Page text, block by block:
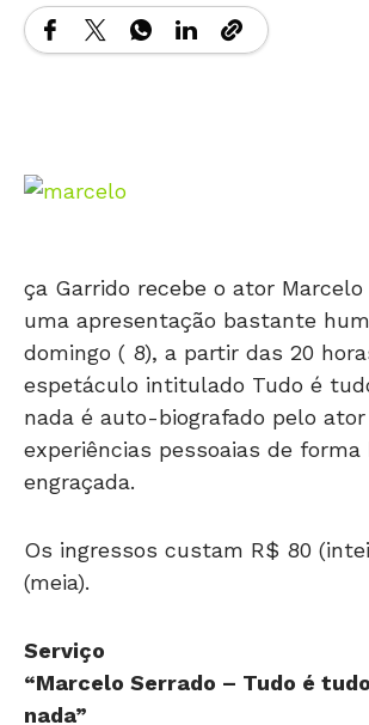
ça Garrido recebe o ator
uma apresentação bastante
domingo ( 8), a partir das 20
espetáculo intitulado Tudo é
nada é auto-biografado pelo ator
experiências pessoaias de
engraçada.
(meia).
“Marcelo Serrado – Tudo é tudo
nada”
Local: